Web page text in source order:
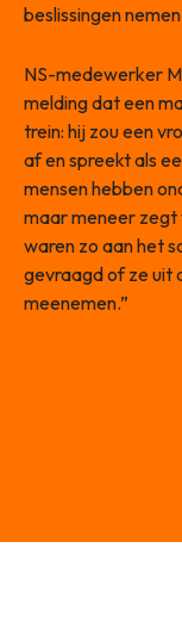
beslissingen
NS-medewerker
melding dat een
trein: hij zou een
af en spreekt als
mensen hebben
maar meneer zegt
waren zo aan het
gevraagd of ze uit
meenemen.”